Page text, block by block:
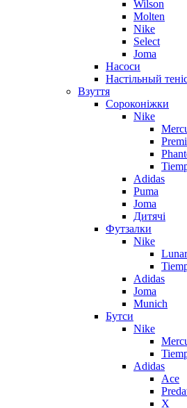
Wilson
Molten
Nike
Select
Joma
Насоси
Настільный
Взуття
Сороконіжки
Nike
Adidas
Puma
Joma
Дитячі
Футзалки
Nike
Adidas
Joma
Munich
Бутси
Nike
Adidas
Ace
X